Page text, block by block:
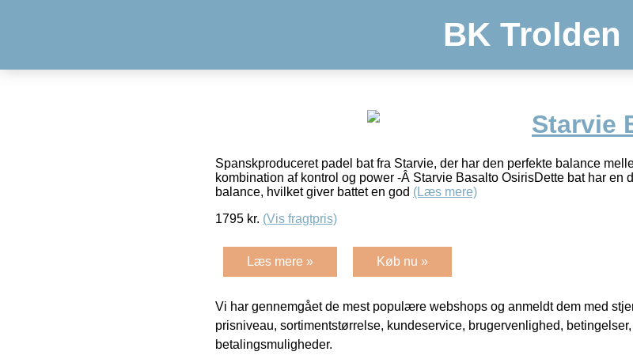
BK Trolden
Starvie
Spanskproduceret padel bat fra Starvie, der har den perfekte balance
kombination af kontrol og power -Â Starvie Basalto OsirisDette bat har en
balance, hvilket giver battet en god (Læs mere)
1795 kr. (Vis fragtpris)
Læs mere » Køb nu »
Vi har gennemgået de mest populære webshops og anmeldt dem med
prisniveau, sortimentstørrelse, kundeservice, brugervenlighed,
betalingsmuligheder.